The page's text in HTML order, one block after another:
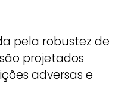
pela robustez de
projetados
adversas e